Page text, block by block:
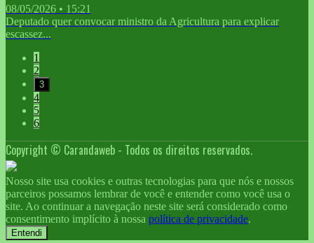
08/05/2026 • 15:21
Deputado quer convocar ministro da Agricultura para explicar
escassez...
1
2
3
4
5
6
Copyright © Carandaweb - Todos os direitos reservados.
Nosso site usa cookies e outras tecnologias para que nós e nossos
parceiros possamos lembrar de você e entender como você usa o
site. Ao continuar a navegação neste site será considerado como
consentimento implícito à nossa política de privacidade.
Entendi